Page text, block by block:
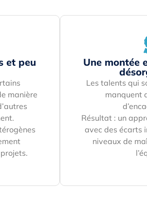
et peu
manière
Une montée
Les talents qui
manquent
Résultat : un
avec des écarts
niveaux de